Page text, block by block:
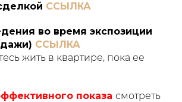
ССЫЛКА
во время экспозиции
ССЫЛКА
жить в квартире, пока ее
показа смотреть